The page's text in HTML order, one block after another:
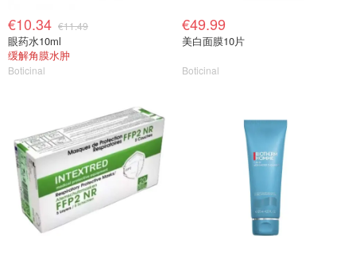
€10.34 €11.49
眼药水10ml
缓解角膜水肿
Boticinal
€49.99
美白面膜10片
Boticinal